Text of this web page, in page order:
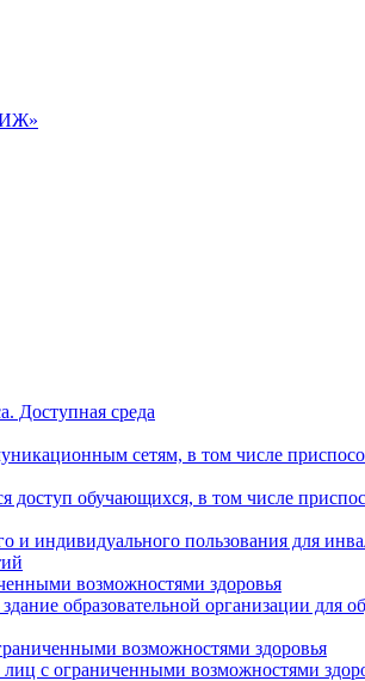
Доступная среда
сетям, в том числе
доступ обучающихся, в том числе
и индивидуального пользования для
возможностями здоровья
образовательной организации
возможностями здоровья
с ограниченными возможностями